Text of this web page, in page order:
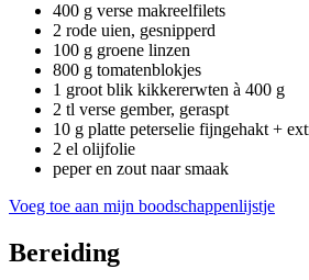
400 g verse makreelfilets
2 rode uien, gesnipperd
100 g groene linzen
800 g tomatenblokjes
1 groot blik kikkererwten à 400 g
2 tl verse gember, geraspt
10 g platte peterselie fijngehakt +
2 el olijfolie
peper en zout naar smaak
Voeg toe aan mijn boodschappenlijstje
Bereiding